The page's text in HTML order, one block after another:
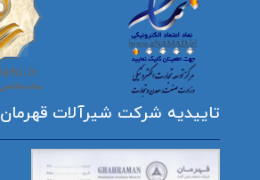
تاییدیه شرکت شیرآلات قهرمان